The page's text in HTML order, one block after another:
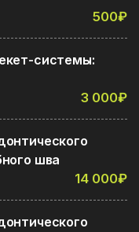
500₽
системы:
3 000₽
шва
14 000₽